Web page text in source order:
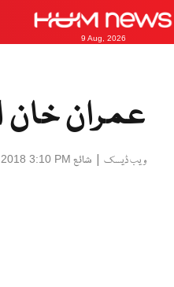
9 Aug, 2026
عمران خان
ویب ڈیسک | شائع 3:10 PM